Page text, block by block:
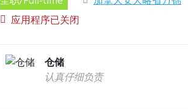
应用程序已关闭
仓储
认真仔细负责